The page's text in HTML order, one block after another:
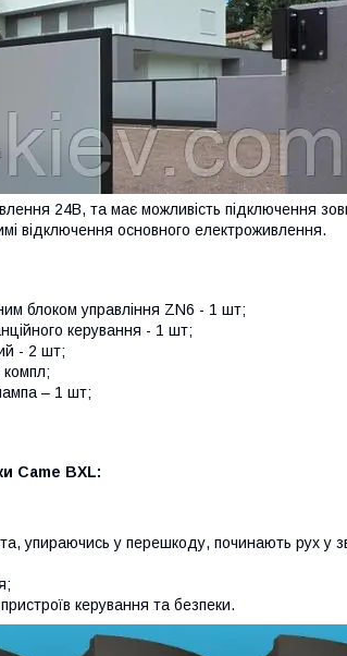
24В, та має можливість підключення
відключення основного електроживлення.
блоком управління ZN6 - 1 шт;
керування - 1 шт;
- 2 шт;
– 1 шт;
Came BXL:
упираючись у перешкоду, починають рух у
керування та безпеки.